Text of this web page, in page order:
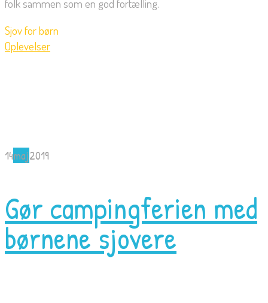
folk sammen som en god fortælling.
Sjov for børn
Oplevelser
14maj2019
Gør campingferien med
børnene sjovere